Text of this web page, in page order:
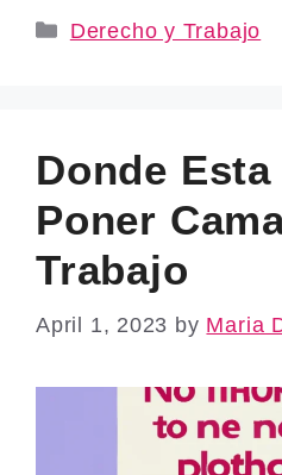
Categories
Derecho y Trabajo
Donde
Poner
Trabajo
April 1, 2023 by Maria